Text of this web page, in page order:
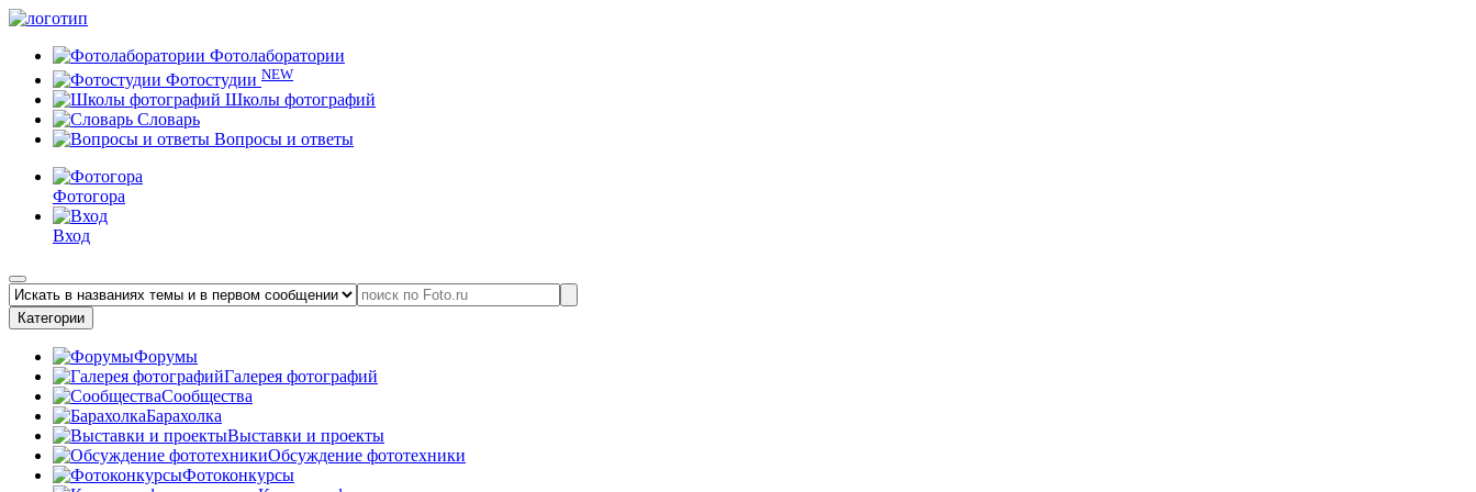
Фотолаборатории
Фотостудии NEW
Школы фотографий
Словарь
Вопросы и ответы
Фотогора
Вход
Категории
Форумы
Галерея фотографий
Сообщества
Барахолка
Выставки и проекты
Обсуждение фототехники
Фотоконкурсы